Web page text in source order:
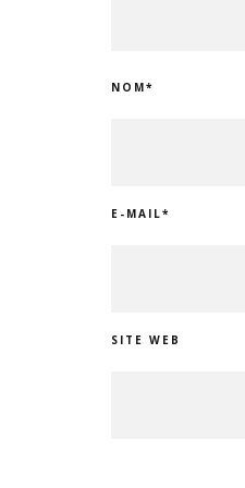
NOM*
E-MAIL*
SITE WEB